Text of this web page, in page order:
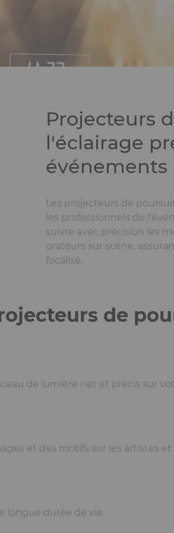
Projecteurs
l'éclairage
événements
Les projecteurs de
les professionnels de
suivre avec précision les
orateurs sur scène,
focalisé.
de
de lumière net et précis sur
et des motifs sur les artistes et
longue durée de vie.